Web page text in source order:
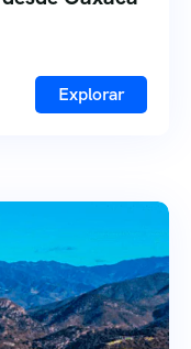
Explorar